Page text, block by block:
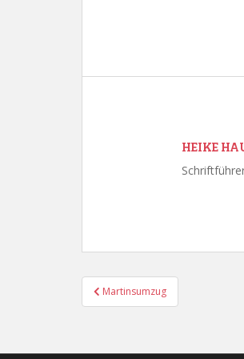
HEIKE
Martinsumzug